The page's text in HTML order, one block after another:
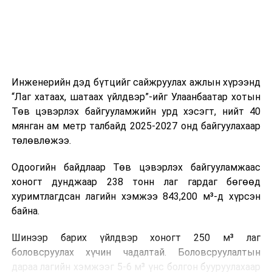
өдөр тутмын ажлын бэлэн байдлыг хангах зэрэг
практик ур чадварыг сургалтын хөтөлбөрт тусгажээ.
Сургалтыг танилцуулах лекц, асуулт-хариулт,
жишээнд суурилсан сургалт, багаар ажиллах дасгал,
танилцах, онцгой нөхцөлд ажиллах дадлага зэрэг
онол, практик хосолсон хэлбэрээр зохион байгуулж
байна.
зохион байгуулах Үндэсний хорооны Ажлын алба,
Нийслэлийн тээврийн газар, Автотээврийн үндэсний
Инженерийн дэд бүтцийг сайжруулах ажлын хүрээнд
“Лаг хатаах, шатаах үйлдвэр”-ийг Улаанбаатар хотын
Төв цэвэрлэх байгууламжийн урд хэсэгт, нийт 40
мянган ам метр талбайд 2025-2027 онд байгуулахаар
төлөвлөжээ.
Одоогийн байдлаар Төв цэвэрлэх байгууламжаас
хоногт дунджаар 238 тонн лаг гардаг бөгөөд
хуримтлагдсан лагийн хэмжээ 843,200 м³-д хүрсэн
байна.
Шинээр барих үйлдвэр хоногт 250 м³ лаг
боловсруулах хүчин чадалтай. Боловсруулалтын
дараа лагийн хэмжээг 5-6 м³ үнс болгон бууруулахаар